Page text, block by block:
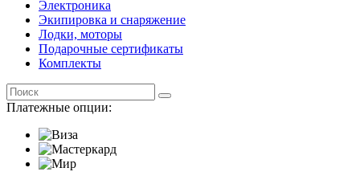
Электроника
Экипировка и снаряжение
Лодки, моторы
Подарочные сертификаты
Комплекты
Платежные опции: